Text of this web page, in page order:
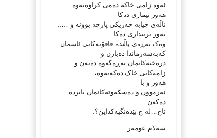
ئەوە زامی خاکە دەمی کراوەتەوە …..
هەور تیماری دەکا
ناڵەی چیایە خەریکی پارچە بوونە و …..
تەور برینداری دەکا
وەک نەڕەی باڵندە فافۆنەکانی ئاسمان
کەبەسەرماندا دەبارن و
درەختەکانمان بەڕەگەوە دەبەن و
زامەکانی خاک دەکەنەوە،
هەور و با
ئەزموون و دەسکەوتەکانمان بابردە
دەکەن
ئاخ…لە چ بێدەنگیەکداین؟.
سەلام عومەر